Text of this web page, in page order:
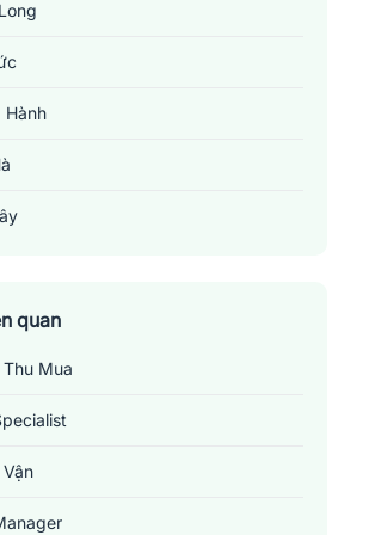
làm logistics tại Quảng Ngãi
Hành
Ngãi
quan
Mua